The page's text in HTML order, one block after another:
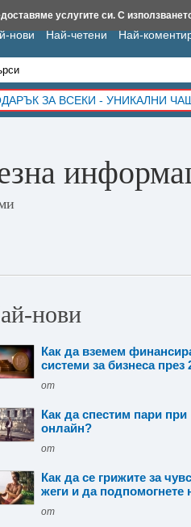
нови
Как да вземем
системи за бизнеса през
от
Как да спестим пари при
онлайн?
от
Как да се грижите за
жеги и да подпомогнете
от
нови Най-четени Най-
ЗА ВСЕКИ - УНИКАЛНИ
Iztochnik.com BauBau.bg NewAge.bg
услугите си. С